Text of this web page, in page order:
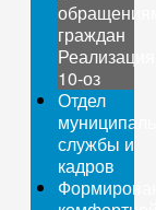
граждан
Реализация
10-оз
Отдел
службы и
кадров